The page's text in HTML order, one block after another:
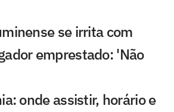
se irrita com
emprestado: 'Não
onde assistir, horário e